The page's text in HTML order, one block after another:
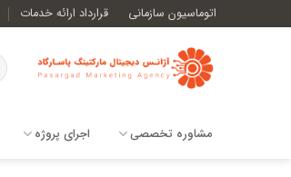
to
اتوماسیون سازمانی قرارداد ارائه خدمات
مشاوره تخصصی اجرای پروژه